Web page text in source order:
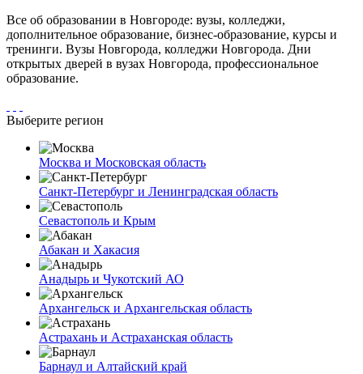
Все об образовании в Новгороде: вузы, колледжи,
дополнительное образование, бизнес-образование, курсы и
тренинги. Вузы Новгорода, колледжи Новгорода. Дни
открытых дверей в вузах Новгорода, профессиональное
образование.
Выберите регион
Москва и Московская область
Санкт-Петербург и Ленинградская область
Севастополь и Крым
Абакан и Хакасия
Анадырь и Чукотский АО
Архангельск и Архангельская область
Астрахань и Астраханская область
Барнаул и Алтайский край